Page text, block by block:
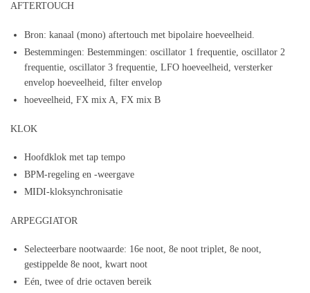
AFTERTOUCH
Bron: kanaal (mono) aftertouch met bipolaire hoeveelheid.
Bestemmingen: Bestemmingen: oscillator 1 frequentie, oscillator 2
frequentie, oscillator 3 frequentie, LFO hoeveelheid, versterker
envelop hoeveelheid, filter envelop
hoeveelheid, FX mix A, FX mix B
KLOK
Hoofdklok met tap tempo
BPM-regeling en -weergave
MIDI-kloksynchronisatie
ARPEGGIATOR
Selecteerbare nootwaarde: 16e noot, 8e noot triplet, 8e noot,
gestippelde 8e noot, kwart noot
Eén, twee of drie octaven bereik